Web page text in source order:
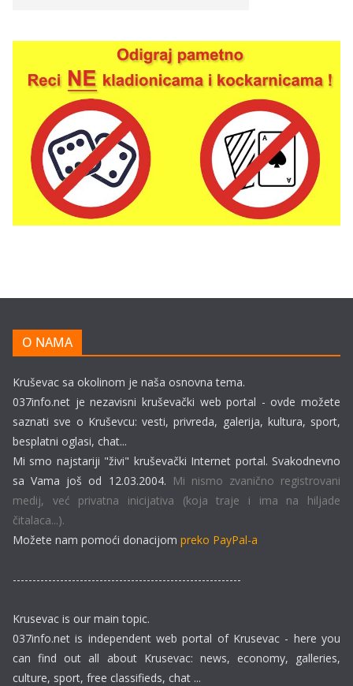
O NAMA
Kruševac sa okolinom je naša osnovna tema.
037info.net je nezavisni kruševački web portal - ovde možete
saznati sve o Kruševcu: vesti, privreda, galerija, kultura, sport,
besplatni oglasi, chat...
Mi smo najstariji "živi" kruševački Internet portal. Svakodnevno
sa Vama još od 12.03.2004. Mi nismo zvanično registrovani
medij, već privatna inicijativa (koja traje i ima na hiljade
čitalaca...).
Možete nam pomoći donacijom preko PayPal-a
----------------------------------------------------------
Krusevac is our main topic.
037info.net is independent web portal of Krusevac - here you
can find out all about Krusevac: news, economy, galleries,
culture, sport, free classifieds, chat ...